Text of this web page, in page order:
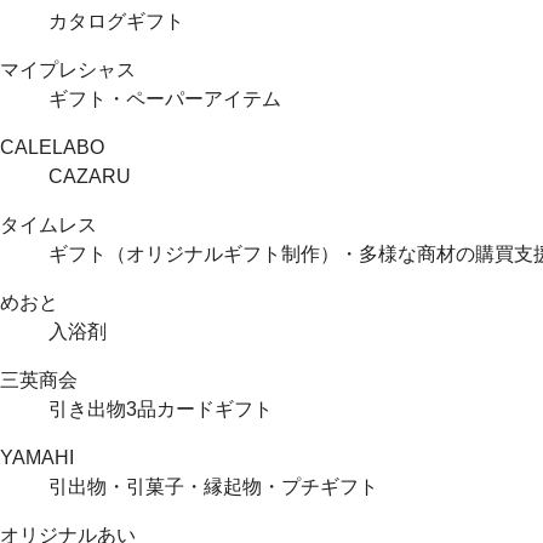
カタログギフト
マイプレシャス
ギフト・ペーパーアイテム
CALELABO
CAZARU
タイムレス
ギフト（オリジナルギフト制作）・多様な商材の購買支
めおと
入浴剤
三英商会
引き出物3品カードギフト
YAMAHI
引出物・引菓子・縁起物・プチギフト
オリジナルあい